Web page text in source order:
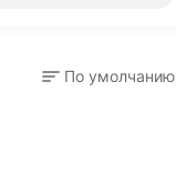
По умолчанию